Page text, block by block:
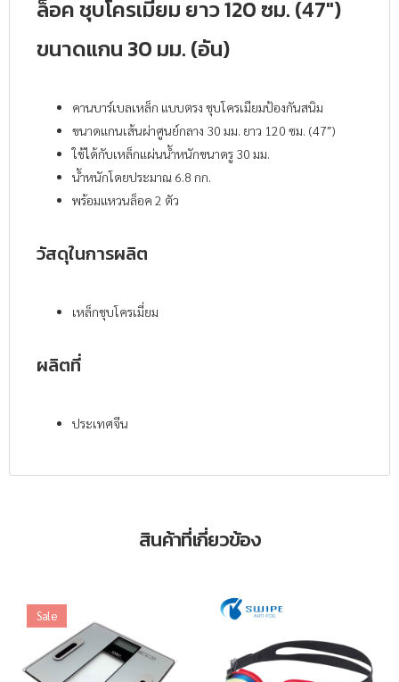
ล็อค ชุบโครเมี่ยม ยาว 120 ซม. (47″)
ขนาดแกน 30 มม. (อัน)
คานบาร์เบลเหล็ก แบบตรง ชุบโครเมียมป้องกันสนิม
ขนาดแกนเส้นผ่าศูนย์กลาง 30 มม. ยาว 120 ซม. (47″)
ใช้ได้กับเหล็กแผ่นน้ำหนักขนาดรู 30 มม.
น้ำหนักโดยประมาณ 6.8 กก.
พร้อมแหวนล็อค 2 ตัว
วัสดุในการผลิต
เหล็กชุบโครเมี่ยม
ผลิตที่
ประเทศจีน
สินค้าที่เกี่ยวข้อง
Sale